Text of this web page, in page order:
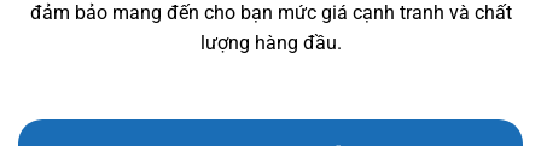
đảm bảo mang đến cho bạn mức giá cạnh tranh và chất
lượng hàng đầu.